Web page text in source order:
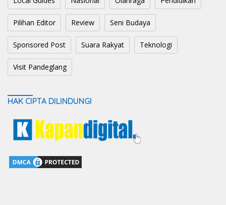
Pilihan Editor Review Seni Budaya
Sponsored Post Suara Rakyat Teknologi
Visit Pandeglang
HAK CIPTA DILINDUNGI